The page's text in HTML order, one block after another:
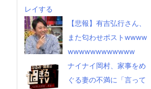
レイする
【悲報】有吉弘行さん、
また匂わせポストwwww
wwwwwwwwwwww
ナイナイ岡村、家事をめ
ぐる妻の不満に「言って